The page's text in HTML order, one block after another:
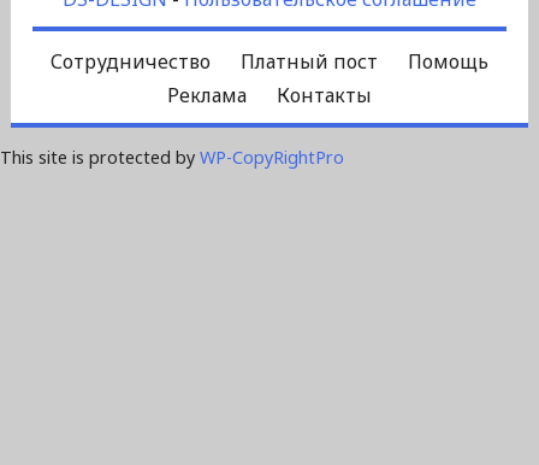
Сотрудничество Платный пост
Помощь
Реклама
Контакты
This site is protected by WP-CopyRightPro